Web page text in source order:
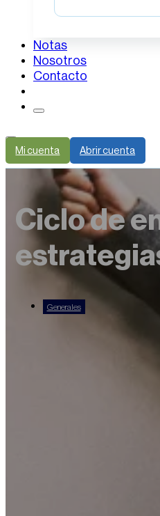
Notas
Nosotros
Contacto
Mi cuenta Abrir cuenta
Ciclo de
Generales